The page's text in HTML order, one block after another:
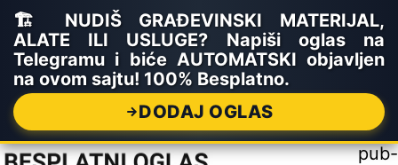
🏗️ NUDIŠ GRAĐEVINSKI MATERIJAL,
ALATE ILI USLUGE? Napiši oglas na
Telegramu i biće AUTOMATSKI objavljen
na ovom sajtu! 100% Besplatno.
DODAJ OGLAS
pub-